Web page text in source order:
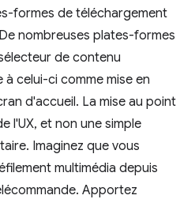
formes de téléchargement
nombreuses plates-formes
de contenu
celui-ci comme mise en
d'accueil. La mise au point
l'UX, et non une simple
Imaginez que vous
multimédia depuis
Apportez